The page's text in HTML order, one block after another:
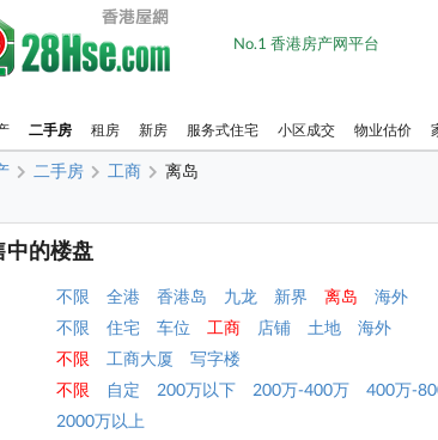
No.1 香港房产网平台
二手房 租房 新房 服务式住宅 小区成交 物业估价
二手房 工商 离岛
中的楼盘
不限 全港 香港岛 九龙 新界 离岛
海外
不限 住宅 车位 工商 店铺 土地
海外
不限
工商大厦
写字楼
不限 自定 200万以下 200万-400万 400万-
2000万以上